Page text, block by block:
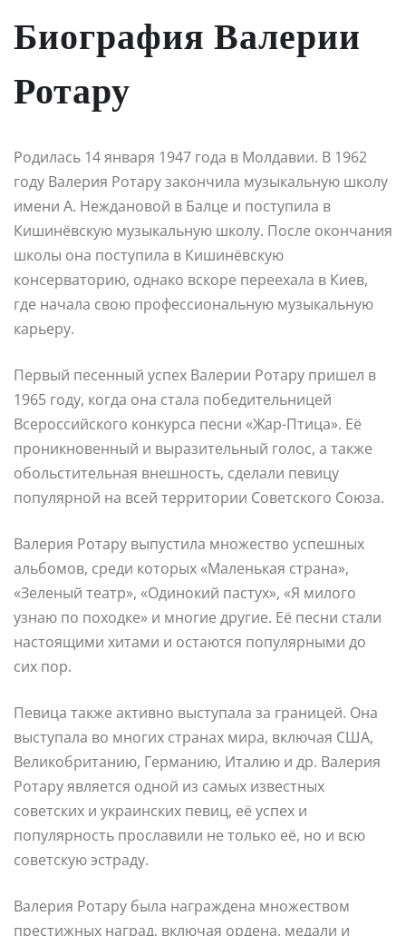
Биография Валерии
Ротару
Родилась 14 января 1947 года в Молдавии. В 1962
году Валерия Ротару закончила музыкальную школу
имени А. Неждановой в Балце и поступила в
Кишинёвскую музыкальную школу. После окончания
школы она поступила в Кишинёвскую
консерваторию, однако вскоре переехала в Киев,
где начала свою профессиональную музыкальную
карьеру.
Первый песенный успех Валерии Ротару пришел в
1965 году, когда она стала победительницей
Всероссийского конкурса песни «Жар-Птица». Её
проникновенный и выразительный голос, а также
обольстительная внешность, сделали певицу
популярной на всей территории Советского Союза.
Валерия Ротару выпустила множество успешных
альбомов, среди которых «Маленькая страна»,
«Зеленый театр», «Одинокий пастух», «Я милого
узнаю по походке» и многие другие. Её песни стали
настоящими хитами и остаются популярными до
сих пор.
Певица также активно выступала за границей. Она
выступала во многих странах мира, включая США,
Великобританию, Германию, Италию и др. Валерия
Ротару является одной из самых известных
советских и украинских певиц, её успех и
популярность прославили не только её, но и всю
советскую эстраду.
Валерия Ротару была награждена множеством
престижных наград, включая ордена, медали и